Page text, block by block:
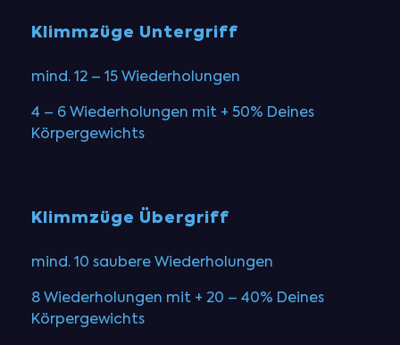
Klimmzüge Untergriff
mind. 12 – 15 Wiederholungen
4 – 6 Wiederholungen mit + 50% Deines
Körpergewichts
Klimmzüge Übergriff
mind. 10 saubere Wiederholungen
8 Wiederholungen mit + 20 – 40% Deines
Körpergewichts